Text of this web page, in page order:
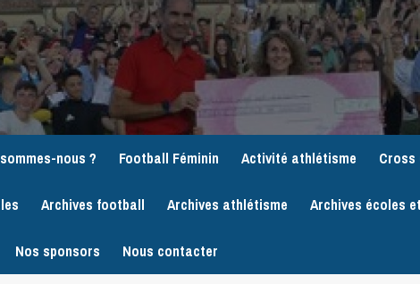
nous ? Football Féminin Activité athlétisme Cross
Archives football Archives athlétisme Archives écoles
Nos sponsors Nous contacter